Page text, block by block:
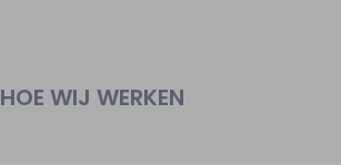
HOE WIJ WERKEN